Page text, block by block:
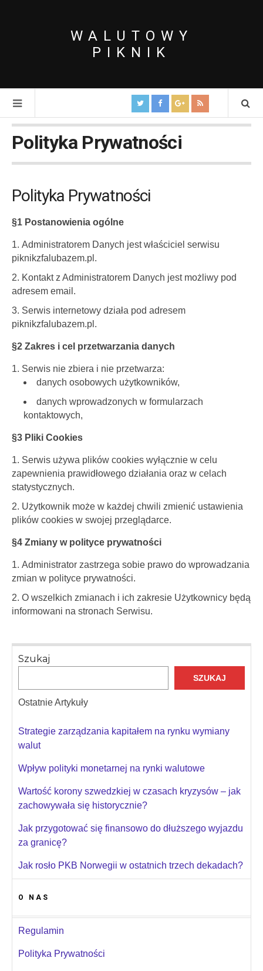
WALUTOWY
PIKNIK
Polityka Prywatności
Polityka Prywatności
§1 Postanowienia ogólne
Administratorem Danych jest właściciel serwisu
piknikzfalubazem.pl.
Kontakt z Administratorem Danych jest możliwy pod
adresem email.
Serwis internetowy działa pod adresem
piknikzfalubazem.pl.
§2 Zakres i cel przetwarzania danych
Serwis nie zbiera i nie przetwarza:
danych osobowych użytkowników,
danych wprowadzonych w formularzach
kontaktowych,
§3 Pliki Cookies
Serwis używa plików cookies wyłącznie w celu
zapewnienia prawidłowego działania oraz w celach
statystycznych.
Użytkownik może w każdej chwili zmienić ustawienia
plików cookies w swojej przeglądarce.
§4 Zmiany w polityce prywatności
Administrator zastrzega sobie prawo do wprowadzania
zmian w polityce prywatności.
O wszelkich zmianach i ich zakresie Użytkownicy będą
informowani na stronach Serwisu.
Szukaj
SZUKAJ
Ostatnie Artykuły
Strategie zarządzania kapitałem na rynku wymiany
walut
Wpływ polityki monetarnej na rynki walutowe
Wartość korony szwedzkiej w czasach kryzysów – jak
zachowywała się historycznie?
Jak przygotować się finansowo do dłuższego wyjazdu
za granicę?
Jak rosło PKB Norwegii w ostatnich trzech dekadach?
O NAS
Regulamin
Polityka Prywatności